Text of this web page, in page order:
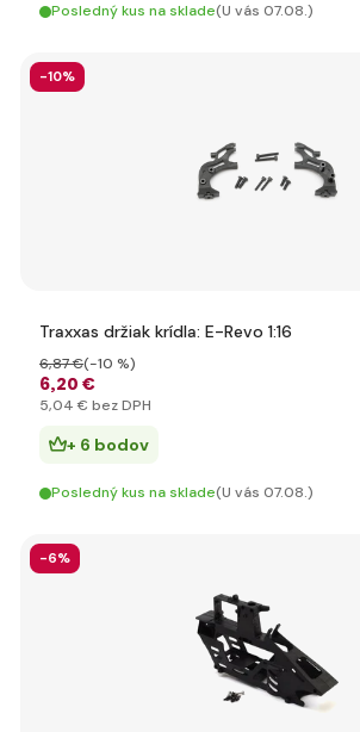
Posledný kus na sklade(U vás 07.08.)
-10%
Traxxas držiak krídla: E-Revo 1:16
6,20 €
6,87 €(-10 %)
5,04 € bez DPH
+ 6 bodov
Posledný kus na sklade(U vás 07.08.)
-6%